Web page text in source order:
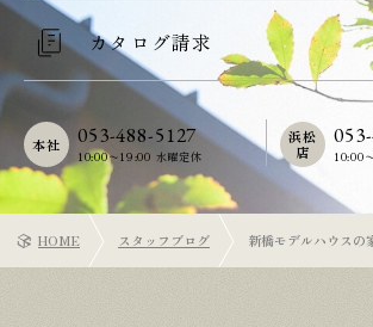
カタログ請求
053-488-5127
10:00〜19:00 水曜定休
本社
10:00
浜松
店
HOME スタッフブログ 新橋モデルハウスの